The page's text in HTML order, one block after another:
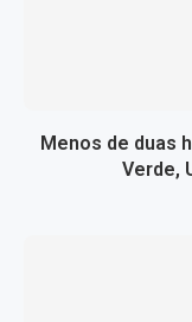
Menos de duas
Verde,